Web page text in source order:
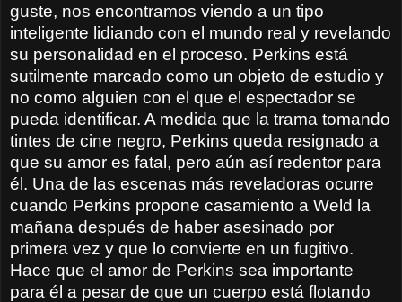
guste, nos encontramos viendo a un tipo
inteligente lidiando con el mundo real y revelando
su personalidad en el proceso. Perkins está
sutilmente marcado como un objeto de estudio y
no como alguien con el que el espectador se
pueda identificar. A medida que la trama tomando
tintes de cine negro, Perkins queda resignado a
que su amor es fatal, pero aún así redentor para
él. Una de las escenas más reveladoras ocurre
cuando Perkins propone casamiento a Weld la
mañana después de haber asesinado por
primera vez y que lo convierte en un fugitivo.
Hace que el amor de Perkins sea importante
para él a pesar de que un cuerpo está flotando